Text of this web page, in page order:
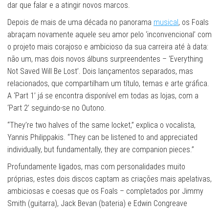
dar que falar e a atingir novos marcos.
Depois de mais de uma década no panorama musical, os Foals
abraçam novamente aquele seu amor pelo ‘inconvencional’ com
o projeto mais corajoso e ambicioso da sua carreira até à data:
não um, mas dois novos álbuns surpreendentes – ‘Everything
Not Saved Will Be Lost’. Dois lançamentos separados, mas
relacionados, que compartilham um título, temas e arte gráfica.
A ‘Part 1’ já se encontra disponível em todas as lojas, com a
‘Part 2’ seguindo-se no Outono.
“They’re two halves of the same locket,” explica o vocalista,
Yannis Philippakis. “They can be listened to and appreciated
individually, but fundamentally, they are companion pieces.”
Profundamente ligados, mas com personalidades muito
próprias, estes dois discos captam as criações mais apelativas,
ambiciosas e coesas que os Foals – completados por Jimmy
Smith (guitarra), Jack Bevan (bateria) e Edwin Congreave